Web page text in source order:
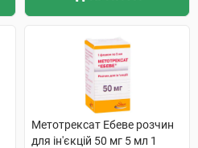
Метотрексат Ебеве розчин
для ін'єкцій 50 мг 5 мл 1